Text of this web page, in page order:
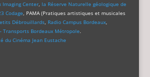
Imaging Center, la Réserve Naturelle géologique de
Codage, PAMA (Pratiques artistiques et musicales
Débrouillards, Radio Campus Bordeaux,
Transports Bordeaux Métropole.
du Cinéma Jean Eustache